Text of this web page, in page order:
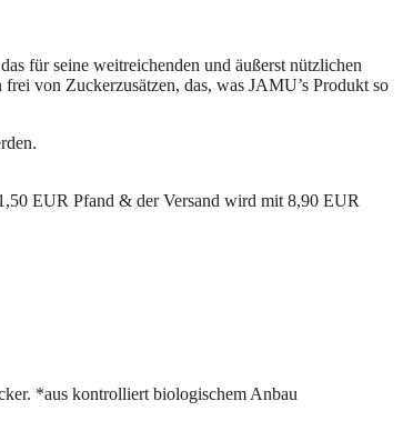
für seine weitreichenden und äußerst nützlichen
von Zuckerzusätzen, das, was JAMU’s Produkt so
EUR Pfand & der Versand wird mit 8,90 EUR
*aus kontrolliert biologischem Anbau